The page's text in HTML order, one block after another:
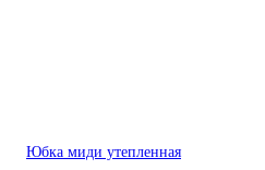
Юбка миди утепленная